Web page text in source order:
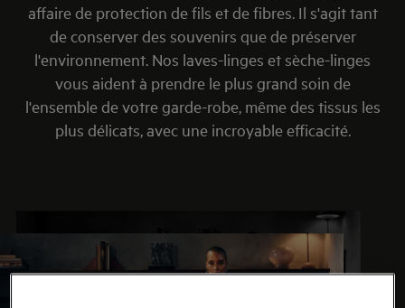
affaire de protection de fils et de fibres. Il s'agit tant
de conserver des souvenirs que de préserver
l'environnement. Nos laves-linges et sèche-linges
vous aident à prendre le plus grand soin de
l'ensemble de votre garde-robe, même des tissus les
plus délicats, avec une incroyable efficacité.